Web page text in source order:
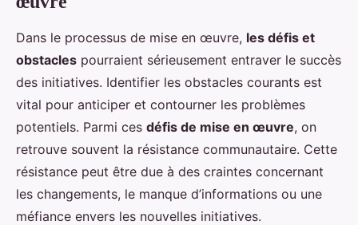
Dans le processus de mise en œuvre, les défis et
obstacles pourraient sérieusement entraver le succès
des initiatives. Identifier les obstacles courants est
vital pour anticiper et contourner les problèmes
potentiels. Parmi ces défis de mise en œuvre, on
retrouve souvent la résistance communautaire. Cette
résistance peut être due à des craintes concernant
les changements, le manque d’informations ou une
méfiance envers les nouvelles initiatives.